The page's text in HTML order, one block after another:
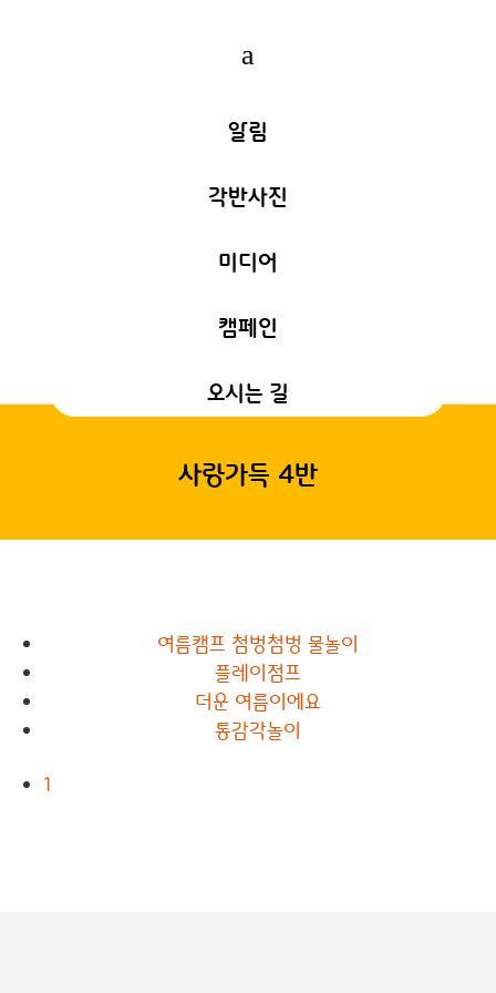
a
알림
각반사진
미디어
캠페인
오시는 길
사랑가득 4반
여름캠프 첨벙첨벙 물놀이
플레이점프
더운 여름이에요
통감각놀이
1